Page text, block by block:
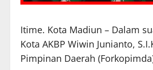
Itime. Kota Madiun – Dalam
Kota AKBP Wiwin Junianto,
Pimpinan Daerah